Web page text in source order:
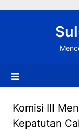
Komisi III
Kepatutan